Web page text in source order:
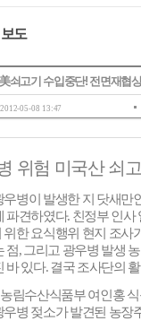
도
美쇠고기 수입중단! 전면재협
2012-05-08 13:47
위험 미국산 쇠
우병이 발생한 지 닷새만
파견하였다. 친정부 인사
위한 요식행위 현지 조사
점, 그리고 광우병 발생
바 있다.결국 조사단의
림수산식품부 여인홍
우병 젖소가 발견된 농장